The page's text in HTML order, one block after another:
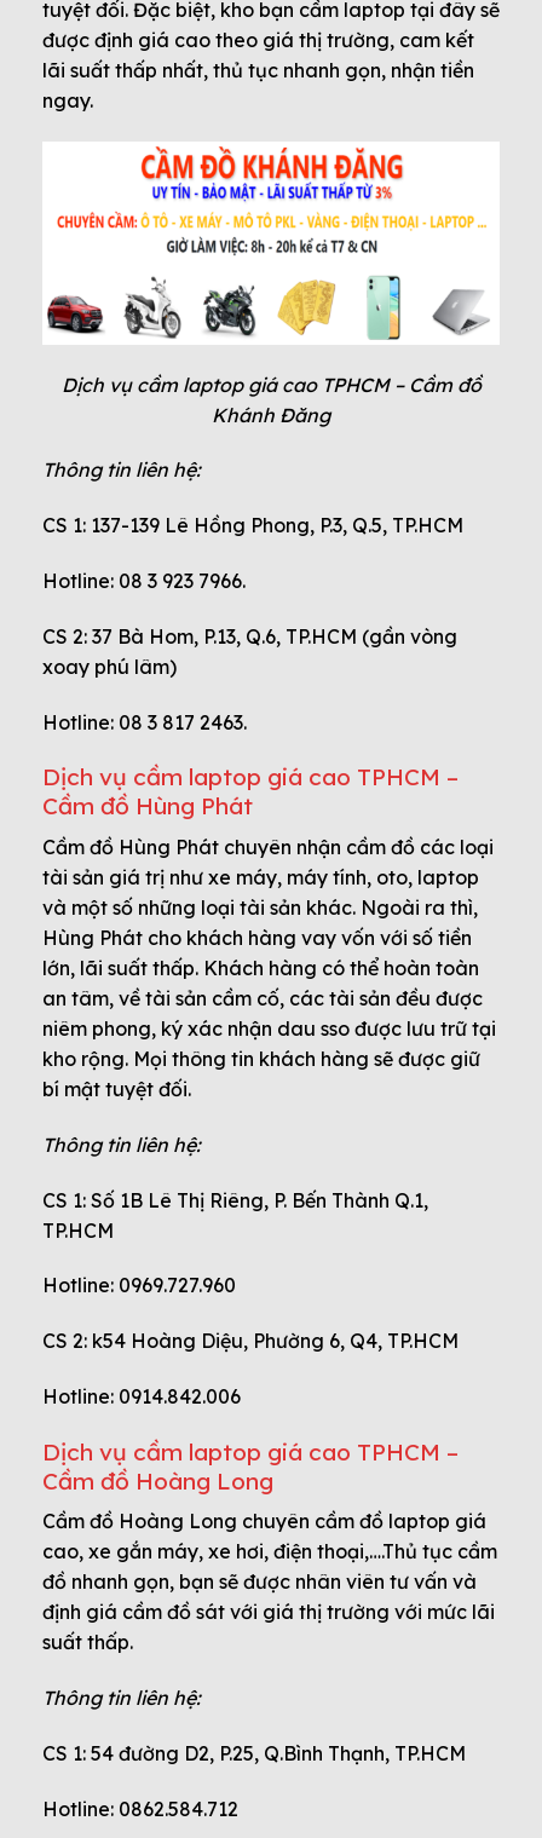
tuyệt đối. Đặc biệt, kho bạn cầm laptop tại đây sẽ
được định giá cao theo giá thị trường, cam kết
lãi suất thấp nhất, thủ tục nhanh gọn, nhận tiền
ngay.
Dịch vụ cầm laptop giá cao TPHCM – Cầm đồ
Khánh Đăng
Thông tin liên hệ:
CS 1: 137-139 Lê Hồng Phong, P.3, Q.5, TP.HCM
Hotline: 08 3 923 7966.
CS 2: 37 Bà Hom, P.13, Q.6, TP.HCM (gần vòng
xoay phú lâm)
Hotline: 08 3 817 2463.
Dịch vụ cầm laptop giá cao TPHCM –
Cầm đồ Hùng Phát
Cầm đồ Hùng Phát chuyên nhận cầm đồ các loại
tài sản giá trị như xe máy, máy tính, oto, laptop
và một số những loại tài sản khác. Ngoài ra thì,
Hùng Phát cho khách hàng vay vốn với số tiền
lớn, lãi suất thấp. Khách hàng có thể hoàn toàn
an tâm, về tài sản cầm cố, các tài sản đều được
niêm phong, ký xác nhận dau sso được lưu trữ tại
kho rộng. Mọi thông tin khách hàng sẽ được giữ
bí mật tuyệt đối.
Thông tin liên hệ:
CS 1: Số 1B Lê Thị Riêng, P. Bến Thành Q.1,
TP.HCM
Hotline: 0969.727.960
CS 2: k54 Hoàng Diệu, Phường 6, Q4, TP.HCM
Hotline: 0914.842.006
Dịch vụ cầm laptop giá cao TPHCM –
Cầm đồ Hoàng Long
Cầm đồ Hoàng Long chuyên cầm đồ laptop giá
cao, xe gắn máy, xe hơi, điện thoại,….Thủ tục cầm
đồ nhanh gọn, bạn sẽ được nhân viên tư vấn và
định giá cầm đồ sát với giá thị trường với mức lãi
suất thấp.
Thông tin liên hệ:
CS 1: 54 đường D2, P.25, Q.Bình Thạnh, TP.HCM
Hotline: 0862.584.712